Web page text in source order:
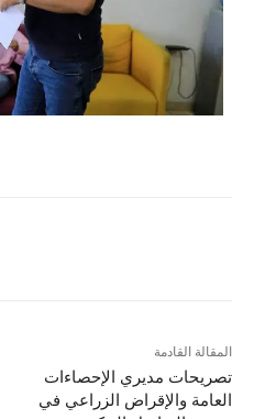
المقالة القادمة
تصريحات مديري الإحصاءات
العامة والإقراض الزراعي في